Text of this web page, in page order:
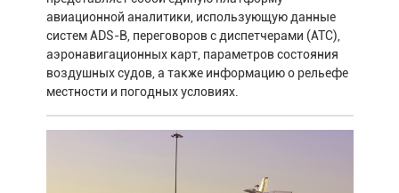
авиационной аналитики, использующую данные
систем ADS-B, переговоров с диспетчерами (ATC),
аэронавигационных карт, параметров состояния
воздушных судов, а также информацию о рельефе
местности и погодных условиях.